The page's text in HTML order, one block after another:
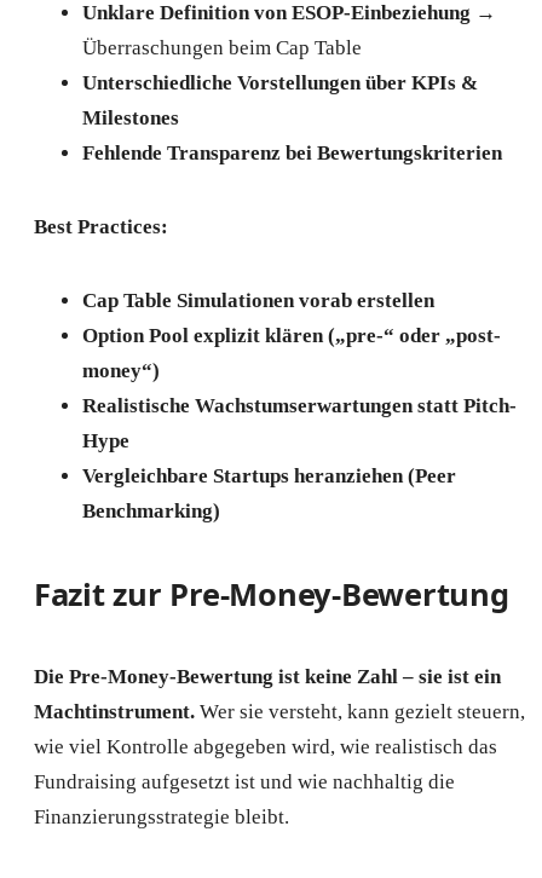
Unklare Definition von ESOP-Einbeziehung →
Überraschungen beim Cap Table
Unterschiedliche Vorstellungen über KPIs &
Milestones
Fehlende Transparenz bei Bewertungskriterien
Best Practices:
Cap Table Simulationen vorab erstellen
Option Pool explizit klären („pre-“ oder „post-
money“)
Realistische Wachstumserwartungen statt Pitch-
Hype
Vergleichbare Startups heranziehen (Peer
Benchmarking)
Fazit zur Pre-Money-Bewertung
Die Pre-Money-Bewertung ist keine Zahl – sie ist ein
Machtinstrument. Wer sie versteht, kann gezielt steuern,
wie viel Kontrolle abgegeben wird, wie realistisch das
Fundraising aufgesetzt ist und wie nachhaltig die
Finanzierungsstrategie bleibt.